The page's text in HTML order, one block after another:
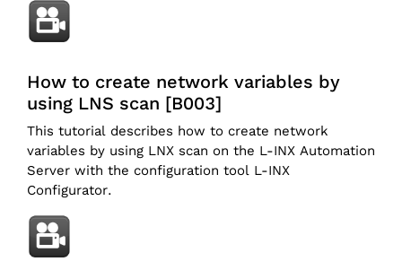
How to create network variables by
using LNS scan [B003]
This tutorial describes how to create network
variables by using LNX scan on the L-INX Automation
Server with the configuration tool L-INX
Configurator.